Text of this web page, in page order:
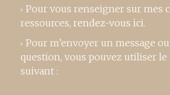
Pour vous renseigner sur mes
ressources, rendez-vous ici.
Pour m’envoyer un message
question, vous pouvez utiliser
suivant :